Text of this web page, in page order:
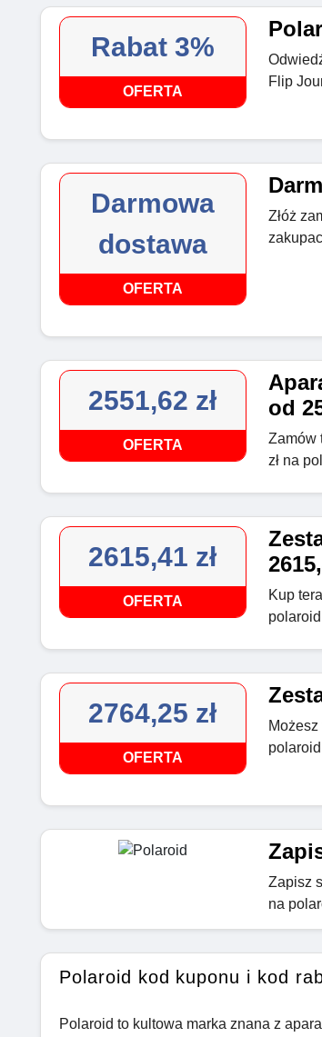
Rabat 3%
OFERTA
Flip
Darmowa
dostawa
OFERTA
Złóż
2551,62 zł
OFERTA
od
Zamów
zł na
2615,41 zł
OFERTA
Kup
2764,25 zł
OFERTA
Zapisz
na
Polaroid kod kuponu i kod
Polaroid to kultowa marka znana z